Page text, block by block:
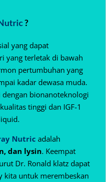
?
yang dapat
yang terletak di bawah
pertumbuhan yang
kadar dewasa muda.
bionanoteknologi
tinggi dan IGF-1
Nutric adalah
dan lysin. Keempat
Dr. Ronald klatz dapat
kita untuk merembeskan